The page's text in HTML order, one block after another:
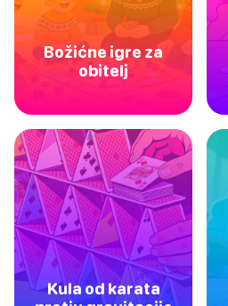
Božićne igre za
obitelj
Kula od karata